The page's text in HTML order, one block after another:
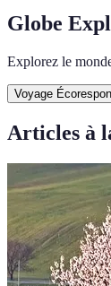
Globe
Explorez le
Voyage
Articles à